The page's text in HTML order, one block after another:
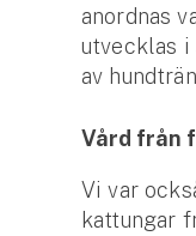
anordnas
utvecklas i
av
Vård från
Vi var
kattungar